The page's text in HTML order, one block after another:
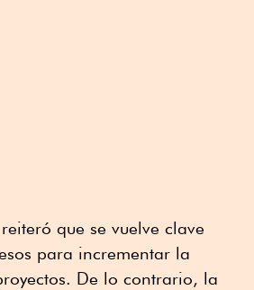
que se vuelve clave
para incrementar la
De lo contrario, la